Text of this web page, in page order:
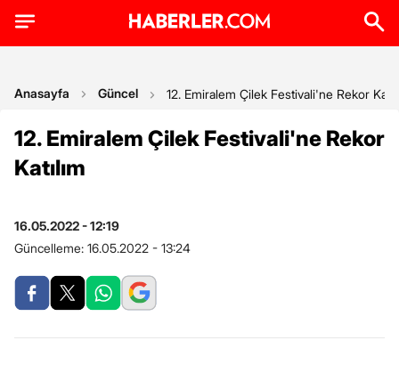
Anasayfa Güncel 12. Emiralem Çilek Festivali'ne Rekor
12. Emiralem Çilek Festivali'ne Rekor
Katılım
16.05.2022 - 12:19
Güncelleme: 16.05.2022 - 13:24